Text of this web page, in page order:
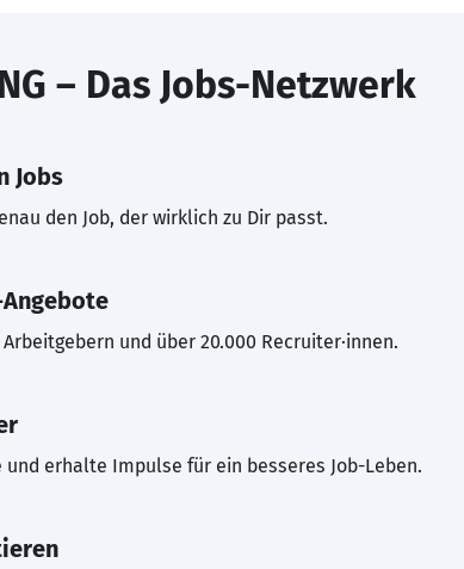
– Das Jobs-Netzwerk
Jobs
den Job, der wirklich zu Dir passt.
und über 20.000 Recruiter·innen.
und erhalte Impulse für ein besseres Job-Leben.